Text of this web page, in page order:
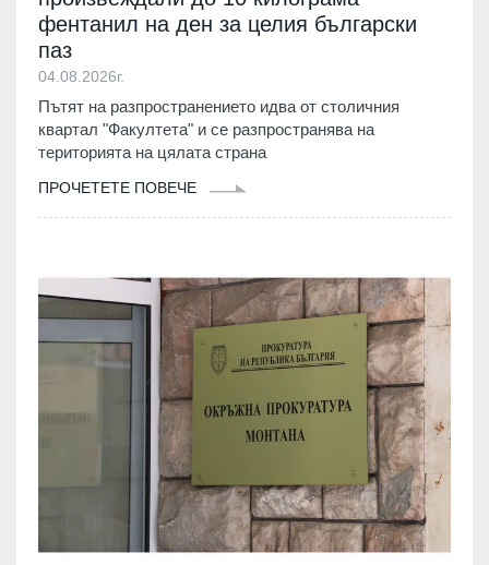
фентанил на ден за целия български
паз
04.08.2026г.
Пътят на разпространението идва от столичния
квартал "Факултета" и се разпространява на
територията на цялата страна
ПРОЧЕТЕТЕ ПОВЕЧЕ